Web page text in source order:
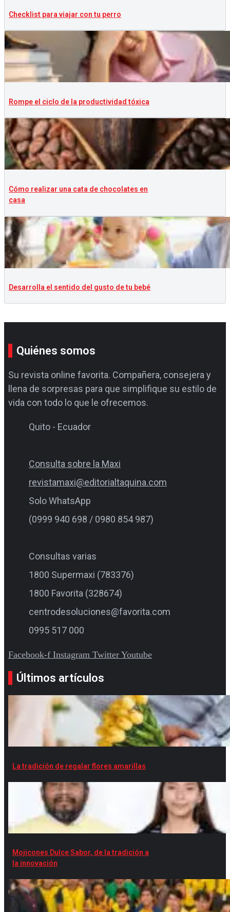
Checklist para viajar con tu perro
Rompe el ciclo de la productividad tóxica
Cómo realizar una cata de chocolates en
casa
Desarrolla el sentido del gusto de tu bebé
Quiénes somos
Su revista online favorita. Compañera, consejera y
llena de sorpresas para que simplifique su estilo de
vida con todo lo que le ofrecemos.
Quito - Ecuador
Consulta sobre la Maxi
revistamaxi@editorialtaquina.com
Solo WhatsApp
(0999 940 698 / 0980 854 987)
Consultas varias
1800 Supermaxi (783376)
1800 Favorita (328674)
centrodesoluciones@favorita.com
0995 517 000
Facebook-f Instagram Twitter Youtube
Últimos artículos
La tradición de regalar flores amarillas
Mojicones Dulce Sabor, de la tradición a
la innovación